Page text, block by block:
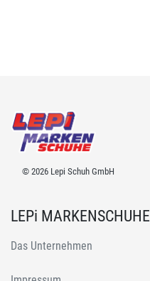
© 2026 Lepi Schuh GmbH
LEPi MARKENSCHUHE
Das Unternehmen